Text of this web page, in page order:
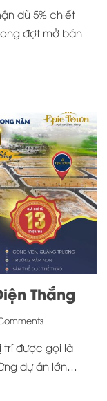
đủ 5% chiết
đợt mở bán
Thắng
trí được gọi là
dự án lớn…